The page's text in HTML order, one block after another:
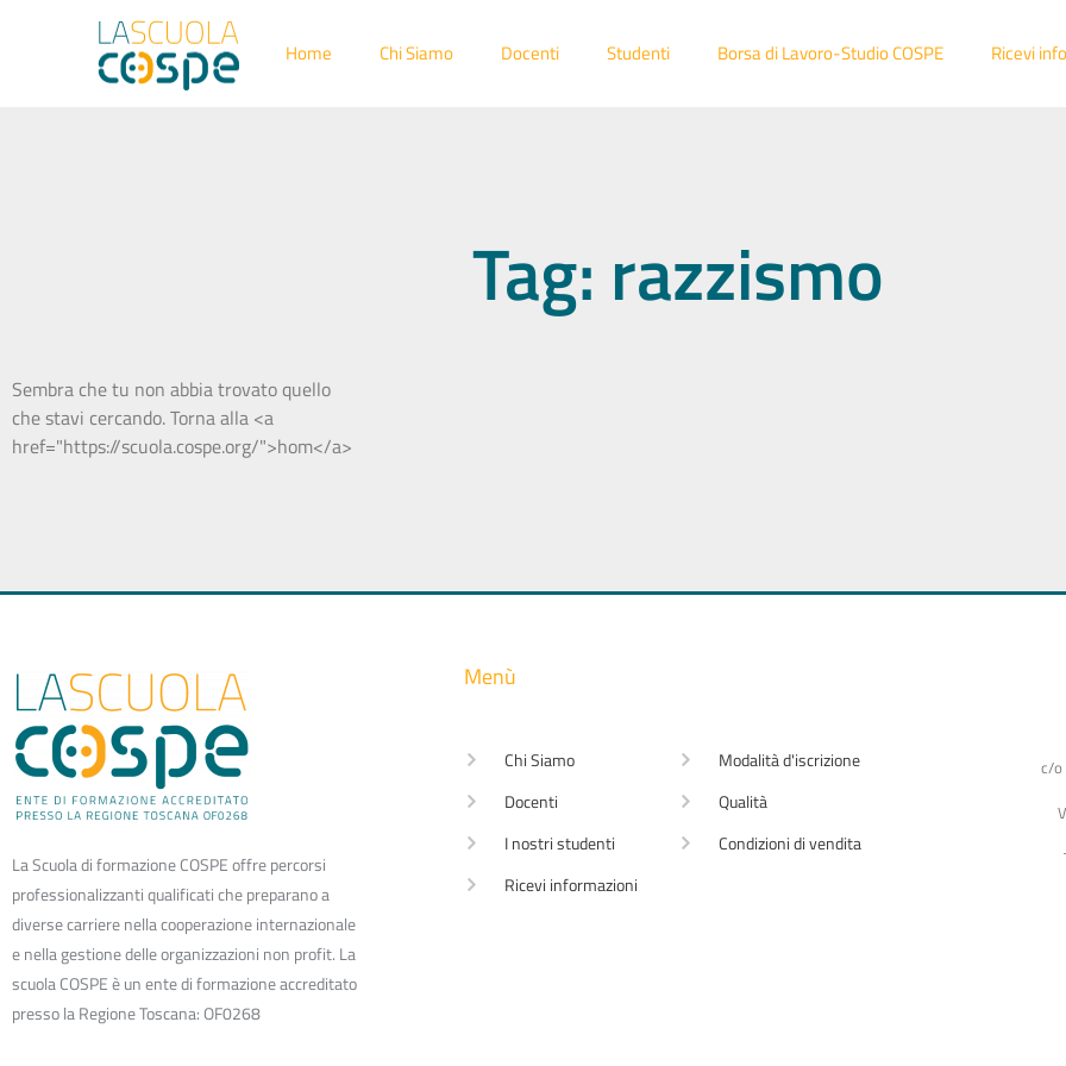
Home Chi Siamo Docenti Studenti Borsa di Lavoro-Studio COSPE Ricevi
Tag: razzismo
Sembra che tu non abbia trovato quello
che stavi cercando. Torna alla <a
href="https://scuola.cospe.org/">hom</a>
La Scuola di formazione COSPE offre percorsi
professionalizzanti qualificati che preparano a
diverse carriere nella cooperazione internazionale
e nella gestione delle organizzazioni non profit. La
scuola COSPE è un ente di formazione accreditato
presso la Regione Toscana: OF0268
Menù
Chi Siamo
Docenti
I nostri studenti
Ricevi informazioni
Modalità d'iscrizione
Qualità
Condizioni di vendita
c/o